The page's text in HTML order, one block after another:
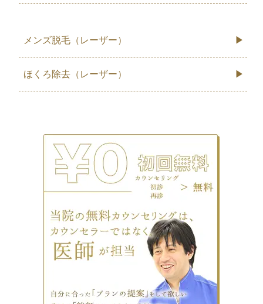
メンズ脱毛（レーザー）
ほくろ除去（レーザー）